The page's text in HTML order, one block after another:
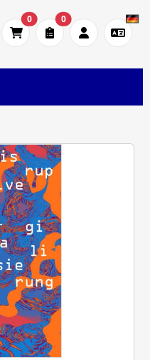
0 0